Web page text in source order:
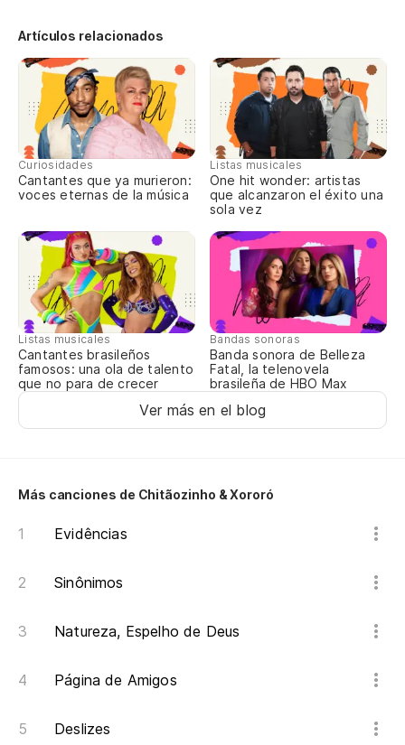
Artículos relacionados
Curiosidades
Cantantes que ya murieron:
voces eternas de la música
Listas musicales
One hit wonder: artistas
que alcanzaron el éxito una
sola vez
Listas musicales
Cantantes brasileños
famosos: una ola de talento
que no para de crecer
Bandas sonoras
Banda sonora de Belleza
Fatal, la telenovela
brasileña de HBO Max
Ver más en el blog
Más canciones de Chitãozinho & Xororó
Evidências
Sinônimos
Natureza, Espelho de Deus
Página de Amigos
Deslizes